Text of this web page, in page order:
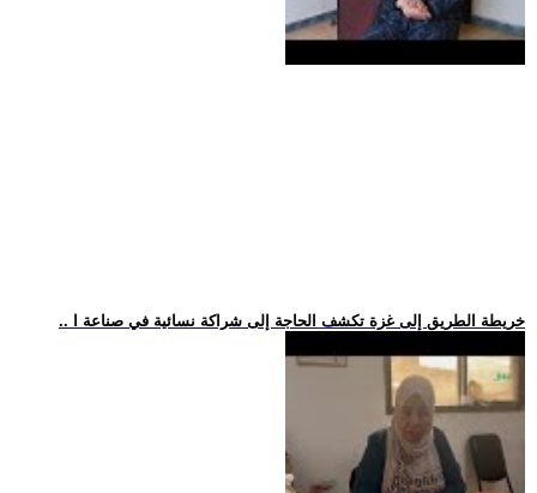
.. خريطة الطريق إلى غزة تكشف الحاجة إلى شراكة نسائية في صناعة ا